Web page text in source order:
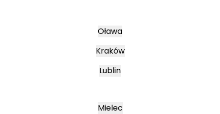
Oława
Kraków
Lublin
Mielec